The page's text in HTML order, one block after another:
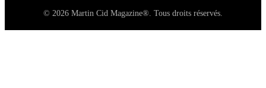
© 2026 Martin Cid Magazine®. Tous droits réservés.